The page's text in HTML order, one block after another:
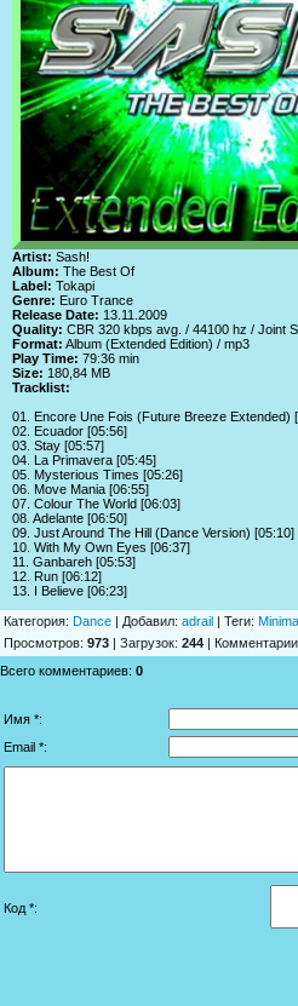
Artist: Sash!
Album: The Best Of
Label: Tokapi
Genre: Euro Trance
Release Date: 13.11.2009
Quality: CBR 320 kbps avg. / 44100 hz / Joint
Format: Album (Extended Edition) / mp3
Play Time: 79:36 min
Size: 180,84 MB
Tracklist:
01. Encore Une Fois (Future Breeze Extended)
02. Ecuador [05:56]
03. Stay [05:57]
04. La Primavera [05:45]
05. Mysterious Times [05:26]
06. Move Mania [06:55]
07. Colour The World [06:03]
08. Adelante [06:50]
09. Just Around The Hill (Dance Version) [05:10]
10. With My Own Eyes [06:37]
11. Ganbareh [05:53]
12. Run [06:12]
13. I Believe [06:23]
Категория: Dance | Добавил: adrail | Теги:
Просмотров: 973 | Загрузок: 244 | Комментарии
Всего комментариев: 0
Имя *:
Email *:
Код *: